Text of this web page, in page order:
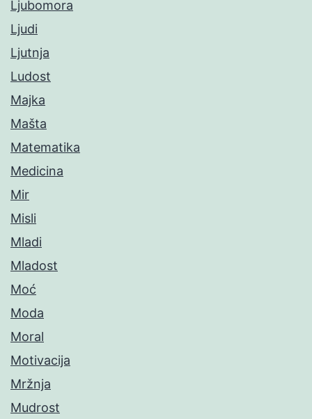
Ljubomora
Ljudi
Ljutnja
Ludost
Majka
Mašta
Matematika
Medicina
Mir
Misli
Mladi
Mladost
Moć
Moda
Moral
Motivacija
Mržnja
Mudrost